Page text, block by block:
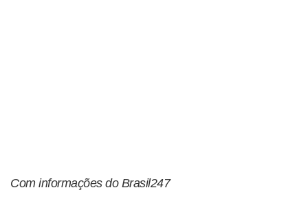
Com informações do Brasil247